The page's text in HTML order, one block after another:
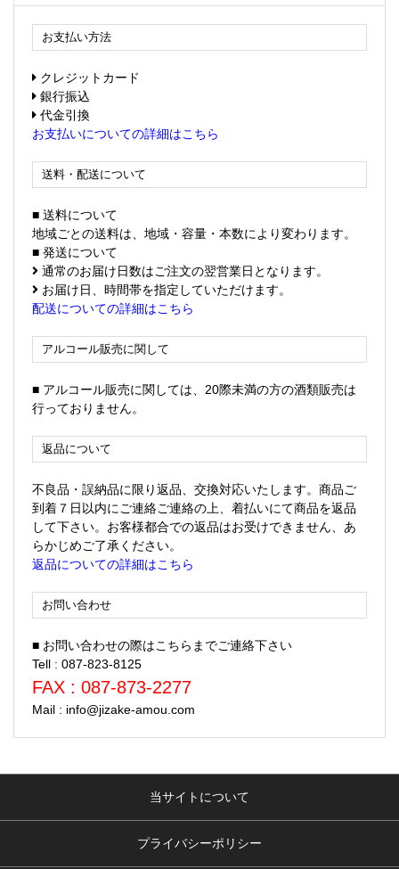
お支払い方法
クレジットカード
銀行振込
代金引換
お支払いについての詳細はこちら
送料・配送について
■ 送料について
地域ごとの送料は、地域・容量・本数により変わります。
■ 発送について
通常のお届け日数はご注文の翌営業日となります。
お届け日、時間帯を指定していただけます。
配送についての詳細はこちら
アルコール販売に関して
■ アルコール販売に関しては、20際未満の方の酒類販売は
行っておりません。
返品について
不良品・誤納品に限り返品、交換対応いたします。商品ご
到着７日以内にご連絡ご連絡の上、着払いにて商品を返品
して下さい。お客様都合での返品はお受けできません、あ
らかじめご了承ください。
返品についての詳細はこちら
お問い合わせ
■ お問い合わせの際はこちらまでご連絡下さい
Tell : 087-823-8125
FAX : 087-873-2277
Mail : info@jizake-amou.com
当サイトについて
プライバシーポリシー